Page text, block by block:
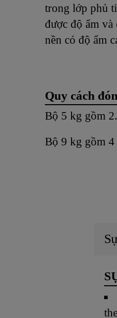
trong lớp phủ
được độ ẩm và
nền có độ ẩm
Quy cách
Bộ 5 kg gồm
Bộ 9 kg gồm 4